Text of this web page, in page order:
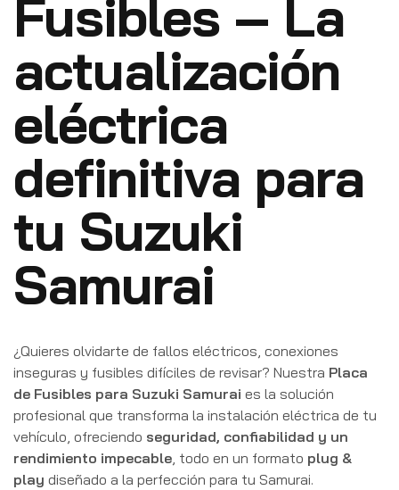
Fusibles – La
actualización
eléctrica
definitiva para
tu Suzuki
Samurai
¿Quieres olvidarte de fallos eléctricos, conexiones
inseguras y fusibles difíciles de revisar? Nuestra Placa
de Fusibles para Suzuki Samurai es la solución
profesional que transforma la instalación eléctrica de tu
vehículo, ofreciendo seguridad, confiabilidad y un
rendimiento impecable, todo en un formato plug &
play diseñado a la perfección para tu Samurai.